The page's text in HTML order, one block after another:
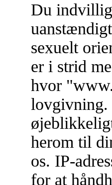
Du
sexuelt
er i strid
hvor
lovgivning.
herom til
os. IP-
for at